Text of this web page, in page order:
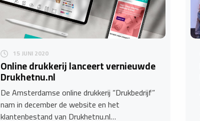
15 JUNI 2020
Online drukkerij lanceert vernieuwde
Drukhetnu.nl
De Amsterdamse online drukkerij “Drukbedrijf”
nam in december de website en het
klantenbestand van Drukhetnu.nl…